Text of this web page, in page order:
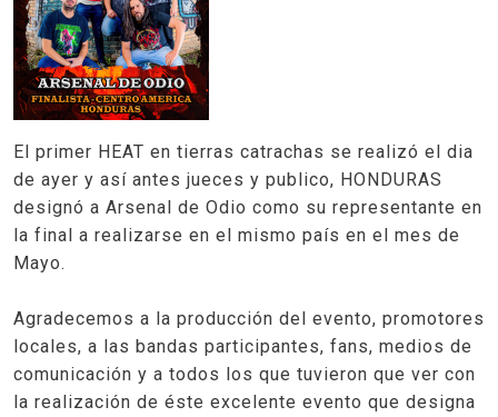
El primer HEAT en tierras catrachas se realizó el dia
de ayer y así antes jueces y publico, HONDURAS
designó a Arsenal de Odio como su representante en
la final a realizarse en el mismo país en el mes de
Mayo.
Agradecemos a la producción del evento, promotores
locales, a las bandas participantes, fans, medios de
comunicación y a todos los que tuvieron que ver con
la realización de éste excelente evento que designa